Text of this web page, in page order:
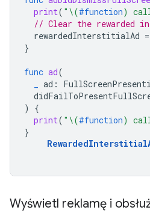
print( " \(#function)
// Clear the rewarded
rewardedInterstitialAd =
}
func ad(
ad :
)
{
print( " \(#function)
}
Wyświetl reklamę i